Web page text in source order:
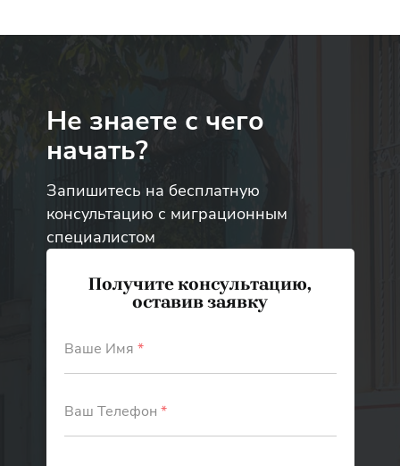
Не знаете с чего
начать?
Запишитесь на бесплатную
консультацию с миграционным
специалистом
Получите консультацию,
оставив заявку
Ваше Имя *
Ваш Телефон *